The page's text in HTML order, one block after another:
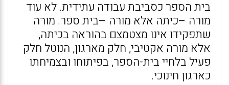
בית הספר כסביבת עבודה עתידית. לא עוד
מורה –כיתה אלא מורה –בית ספר. מורה
שתפקידו אינו מצטמצם בהוראה בכיתה,
אלא מורה אקטיבי, חלק מארגון, הנוטל חלק
פעיל בלחיי בית-הספר, בפיתוחו ובצמיחתו
כארגון חינוכי.